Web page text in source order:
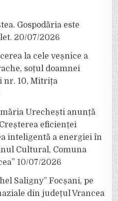
Gospodăria este
20/07/2026
la cele veșnice a
soțul doamnei
nr. 10, Mitrița
Urechești anunță
eficienței
inteligentă a energiei în
Cultural, Comuna
10/07/2026
Saligny” Focșani, pe
din județul Vrancea